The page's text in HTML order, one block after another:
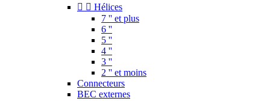
  Hélices
7 '' et plus
6 ''
5 ''
4 ''
3 ''
2 '' et moins
Connecteurs
BEC externes